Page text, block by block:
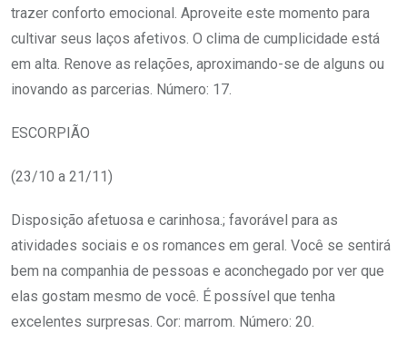
trazer conforto emocional. Aproveite este momento para
cultivar seus laços afetivos. O clima de cumplicidade está
em alta. Renove as relações, aproximando-se de alguns ou
inovando as parcerias. Número: 17.
ESCORPIÃO
(23/10 a 21/11)
Disposição afetuosa e carinhosa.; favorável para as
atividades sociais e os romances em geral. Você se sentirá
bem na companhia de pessoas e aconchegado por ver que
elas gostam mesmo de você. É possível que tenha
excelentes surpresas. Cor: marrom. Número: 20.